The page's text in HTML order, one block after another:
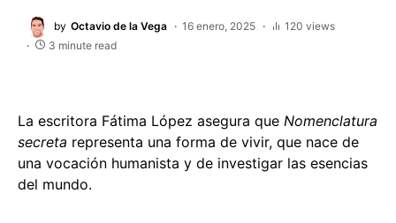
by Octavio de la Vega 16 enero, 2025
120 views
3 minute read
La escritora Fátima López asegura que Nomenclatura
secreta representa una forma de vivir, que nace de
una vocación humanista y de investigar las esencias
del mundo.